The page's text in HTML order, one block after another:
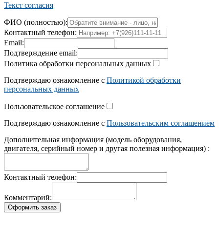
Текст согласия
ФИО (полностью):
Контактный телефон:
Email:
Подтверждение email:
Политика обработки персональных данных
Подтверждаю ознакомление с Политикой обработки
персональных данных
Пользовательское соглашение
Подтверждаю ознакомление с Пользовательским соглашением
Дополнительная информация (модель оборудования,
двигателя, серийный номер и другая полезная информация) :
Контактный телефон:
Комментарий:
Оформить заказ